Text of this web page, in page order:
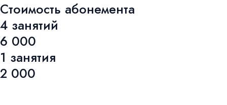
Стоимость абонемента
4 занятий
6 000
1 занятия
2 000